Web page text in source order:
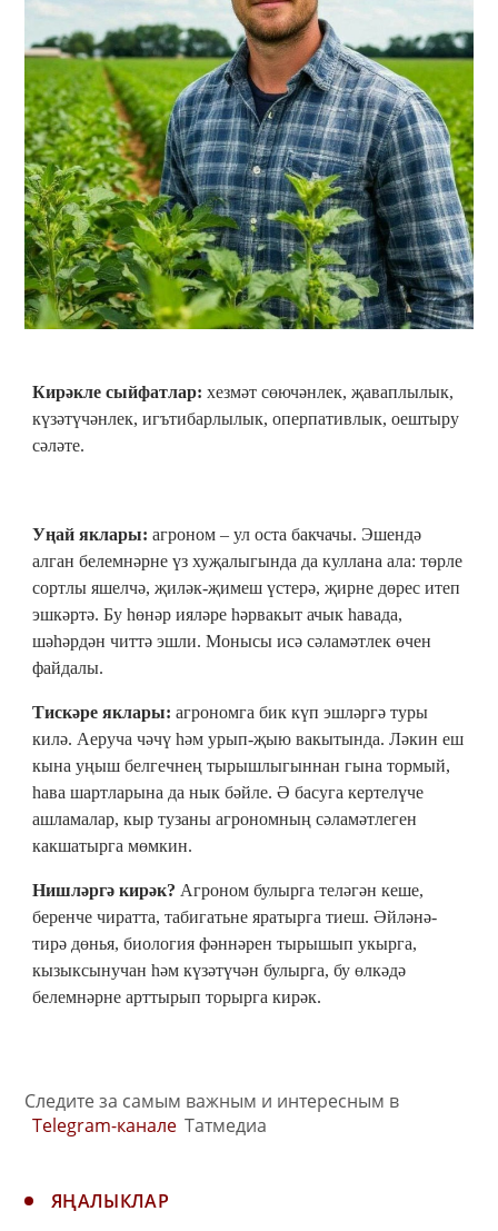
Кирәкле сыйфатлар: хезмәт сөючәнлек, җаваплылык,
күзәтүчәнлек, игътибарлылык, оперпативлык, оештыру
сәләте.
Уңай яклары: агроном – ул оста бакчачы. Эшендә
алган белемнәрне үз хуҗалыгында да куллана ала: төрле
сортлы яшелчә, җиләк-җимеш үстерә, җирне дөрес итеп
эшкәртә. Бу һөнәр ияләре һәрвакыт ачык һавада,
шәһәрдән читтә эшли. Монысы исә сәламәтлек өчен
файдалы.
Тискәре яклары: агрономга бик күп эшләргә туры
килә. Аеруча чәчү һәм урып-җыю вакытында. Ләкин еш
кына уңыш белгечнең тырышлыгыннан гына тормый,
һава шартларына да нык бәйле. Ә басуга кертелүче
ашламалар, кыр тузаны агрономның сәламәтлеген
какшатырга мөмкин.
Нишләргә кирәк? Агроном булырга теләгән кеше,
беренче чиратта, табигатьне яратырга тиеш. Әйләнә-
тирә дөнья, биология фәннәрен тырышып укырга,
кызыксынучан һәм күзәтүчән булырга, бу өлкәдә
белемнәрне арттырып торырга кирәк.
Следите за самым важным и интересным в
Telegram-канале Татмедиа
ЯҢАЛЫКЛАР